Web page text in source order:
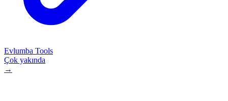
Evlumba Tools
Çok yakında
→